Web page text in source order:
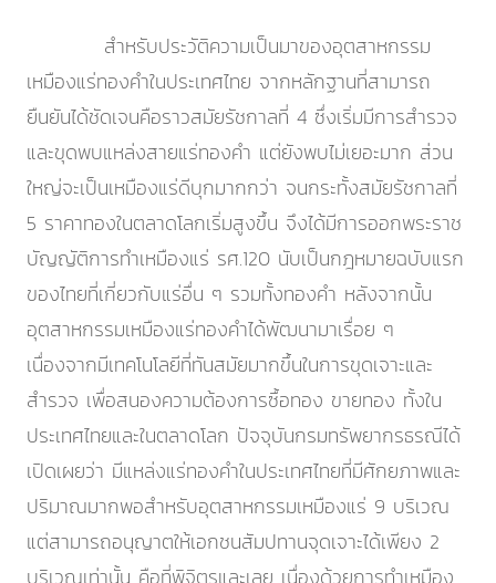
สำหรับประวัติความเป็นมาของอุตสาหกรรม
เหมืองแร่ทองคำในประเทศไทย จากหลักฐานที่สามารถ
ยืนยันได้ชัดเจนคือราวสมัยรัชกาลที่ 4 ซึ่งเริ่มมีการสำรวจ
และขุดพบแหล่งสายแร่ทองคำ แต่ยังพบไม่เยอะมาก ส่วน
ใหญ่จะเป็นเหมืองแร่ดีบุกมากกว่า จนกระทั้งสมัยรัชกาลที่
5 ราคาทองในตลาดโลกเริ่มสูงขึ้น จึงได้มีการออกพระราช
บัญญัติการทำเหมืองแร่ รศ.120 นับเป็นกฎหมายฉบับแรก
ของไทยที่เกี่ยวกับแร่อื่น ๆ รวมทั้งทองคำ หลังจากนั้น
อุตสาหกรรมเหมืองแร่ทองคำได้พัฒนามาเรื่อย ๆ
เนื่องจากมีเทคโนโลยีที่ทันสมัยมากขึ้นในการขุดเจาะและ
สำรวจ เพื่อสนองความต้องการซื้อทอง ขายทอง ทั้งใน
ประเทศไทยและในตลาดโลก ปัจจุบันกรมทรัพยากรธรณีได้
เปิดเผยว่า มีแหล่งแร่ทองคำในประเทศไทยที่มีศักยภาพและ
ปริมาณมากพอสำหรับอุตสาหกรรมเหมืองแร่ 9 บริเวณ
แต่สามารถอนุญาตให้เอกชนสัมปทานจุดเจาะได้เพียง 2
บริเวณเท่านั้น คือที่พิจิตรและเลย เนื่องด้วยการทำเหมือง